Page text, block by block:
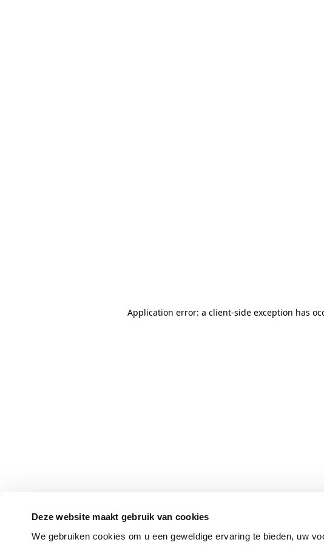
Deze website maakt gebruik van cookies
We gebruiken cookies om u een geweldige ervaring te bieden, uw
Application error: a client-side exception has